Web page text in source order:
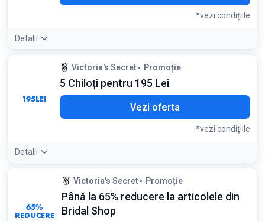
*vezi condițiile
Detalii
Detaliile ofertei:Această ofertă se aplică de obicei
colecțiilor premium, oferind o reducere considerabilă față de
prețul individual
Valabil pentru selecția indicată
195LEI
Victoria's Secret Promoție
5 Chiloți pentru 195 Lei
Vezi oferta
*vezi condițiile
Detalii
Detaliile ofertei:Combină diverse modele din selecția
promoțională pentru a obține cel mai bun preț per bucată
Se aplică doar produselor selectate
65%
REDUCERE
Victoria's Secret Promoție
Până la 65% reducere la articolele din
Bridal Shop